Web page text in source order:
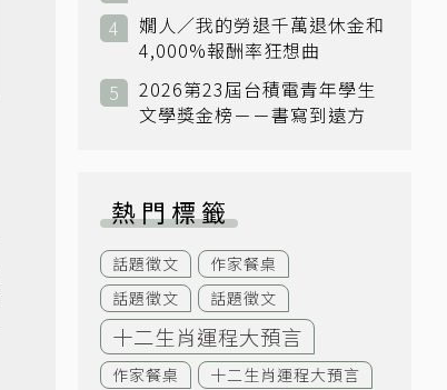
嫺人／我的勞退千萬退休金和
4,000%報酬率狂想曲
2026第23屆台積電青年學生
文學獎金榜－－書寫到遠方
熱門標籤
話題徵文
作家餐桌
話題徵文
話題徵文
十二生肖運程大預言
作家餐桌
十二生肖運程大預言